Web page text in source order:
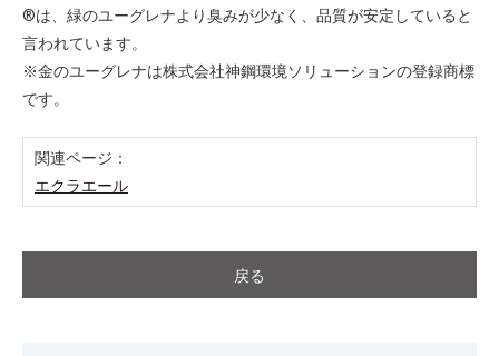
®は、緑のユーグレナより臭みが少なく、品質が安定していると
言われています。
※金のユーグレナは株式会社神鋼環境ソリューションの登録商標
です。
関連ページ：
エクラエール
戻る